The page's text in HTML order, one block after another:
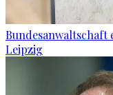
Leipzig